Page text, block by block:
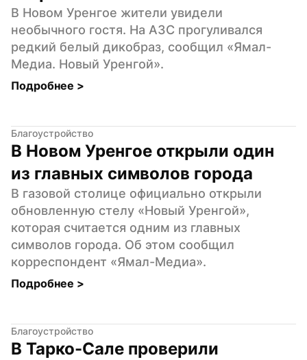
В Новом Уренгое жители увидели
необычного гостя. На АЗС прогуливался
редкий белый дикобраз, сообщил «Ямал-
Медиа. Новый Уренгой».
Подробнее >
Благоустройство
В Новом Уренгое открыли один
из главных символов города
В газовой столице официально открыли
обновленную стелу «Новый Уренгой»,
которая считается одним из главных
символов города. Об этом сообщил
корреспондент «Ямал-Медиа».
Подробнее >
Благоустройство
В Тарко-Сале проверили